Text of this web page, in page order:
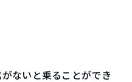
ないと乗ることができ